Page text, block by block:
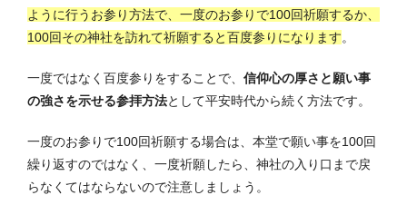
ように行うお参り方法で、一度のお参りで100回祈願するか、
100回その神社を訪れて祈願すると百度参りになります。
一度ではなく百度参りをすることで、 信仰心の厚さと願い事
の強さを示せる参拝方法として平安時代から続く方法です。
一度のお参りで100回祈願する場合は、本堂で願い事を100回
繰り返すのではなく、一度祈願したら、神社の入り口まで戻
らなくてはならないので注意しましょう。